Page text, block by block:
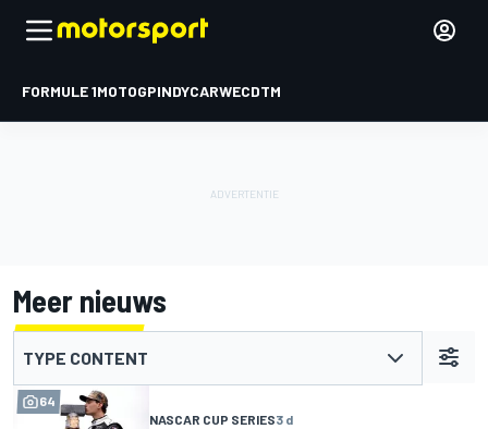
FORMULE 1MOTOGPINDYCARWECDTM
Meer nieuws
TYPE CONTENT
64
NASCAR CUP SERIES3 d